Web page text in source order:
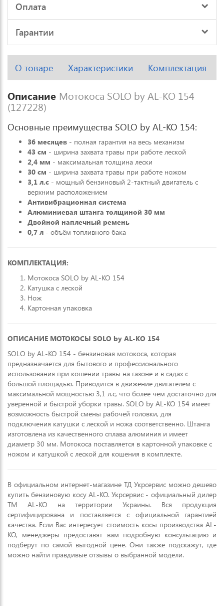
Оплата
Гарантии
О товаре Характеристики Комплектация
Описание Мотокоса SOLO by AL-KO 154
(127228)
Основные преимущества SOLO by AL-KO 154:
36 месяцев - полная гарантия на весь механизм
43 см - ширина захвата травы при работе леской
2,4 мм - максимальная толщина лески
30 см - ширина захвата травы при работе ножом
3,1 л.с - мощный бензиновый 2-тактный двигатель с
верхним расположением
Антивибрационная система
Алюминиевая штанга толщиной 30 мм
Двойной наплечный ремень
0,7 л - объём топливного бака
КОМПЛЕКТАЦИЯ:
Мотокоса SOLO by AL-KO 154
Катушка с леской
Нож
Картонная упаковка
ОПИСАНИЕ МОТОКОСЫ SOLO by AL-KO 154
SOLO by AL-KO 154 - бензиновая мотокоса, которая
предназначается для бытового и профессионального
использования при кошении травы на газоне и в садах с
большой площадью. Приводится в движение двигателем с
максимальной мощностью 3,1 л.с, что более чем достаточно для
уверенной и быстрой уборки травы. SOLO by AL-KO 154 имеет
возможность быстрой смены рабочей головки, для
подключения катушки с леской и ножа соответственно. Штанга
изготовлена из качественного сплава алюминия и имеет
диаметр 30 мм. Мотокоса поставляется в картонной упаковке с
ножом и катушкой с леской для кошения в комплекте.
В официальном интернет-магазине ТД Укрсервис можно дешево
купить бензиновую косу AL-KO. Укрсервис - официальный дилер
ТМ AL-KO на территории Украины. Вся продукция
сертифицирована и поставляется с официальной гарантией
качества. Если Вас интересует стоимость косы производства AL-
KO, менеджеры предоставят вам подробную консультацию и
подберут по самой выгодной цене. Они также подскажут, где
можно найти правдивые отзывы о выбранной модели.